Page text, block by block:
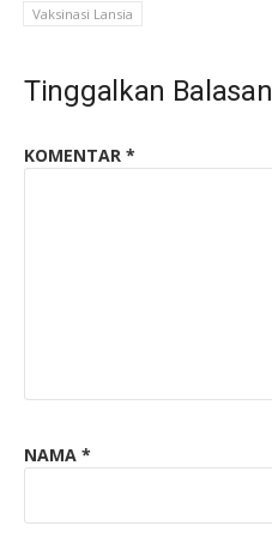
Vaksinasi Lansia
Tinggalkan Balasan
KOMENTAR *
NAMA *